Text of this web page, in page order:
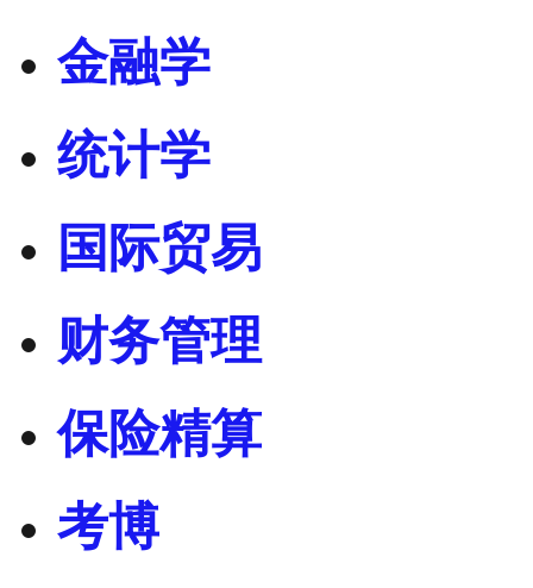
金融学
统计学
国际贸易
财务管理
保险精算
考博